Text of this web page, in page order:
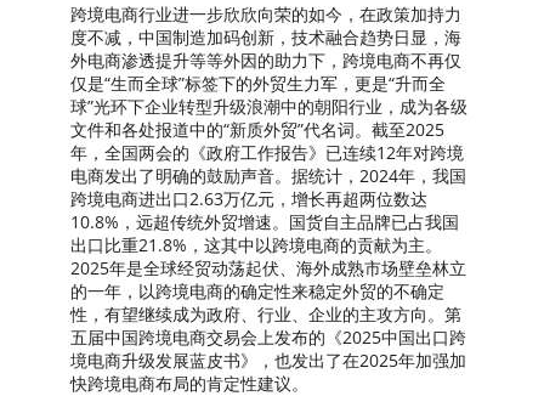
跨境电商行业进一步欣欣向荣的如今，在政策加持力
度不减，中国制造加码创新，技术融合趋势日显，海
外电商渗透提升等等外因的助力下，跨境电商不再仅
仅是“生而全球”标签下的外贸生力军，更是“升而全
球”光环下企业转型升级浪潮中的朝阳行业，成为各级
文件和各处报道中的“新质外贸”代名词。截至2025
年，全国两会的《政府工作报告》已连续12年对跨境
电商发出了明确的鼓励声音。据统计，2024年，我国
跨境电商进出口2.63万亿元，增长再超两位数达
10.8%，远超传统外贸增速。国货自主品牌已占我国
出口比重21.8%，这其中以跨境电商的贡献为主。
2025年是全球经贸动荡起伏、海外成熟市场壁垒林立
的一年，以跨境电商的确定性来稳定外贸的不确定
性，有望继续成为政府、行业、企业的主攻方向。第
五届中国跨境电商交易会上发布的《2025中国出口跨
境电商升级发展蓝皮书》，也发出了在2025年加强加
快跨境电商布局的肯定性建议。